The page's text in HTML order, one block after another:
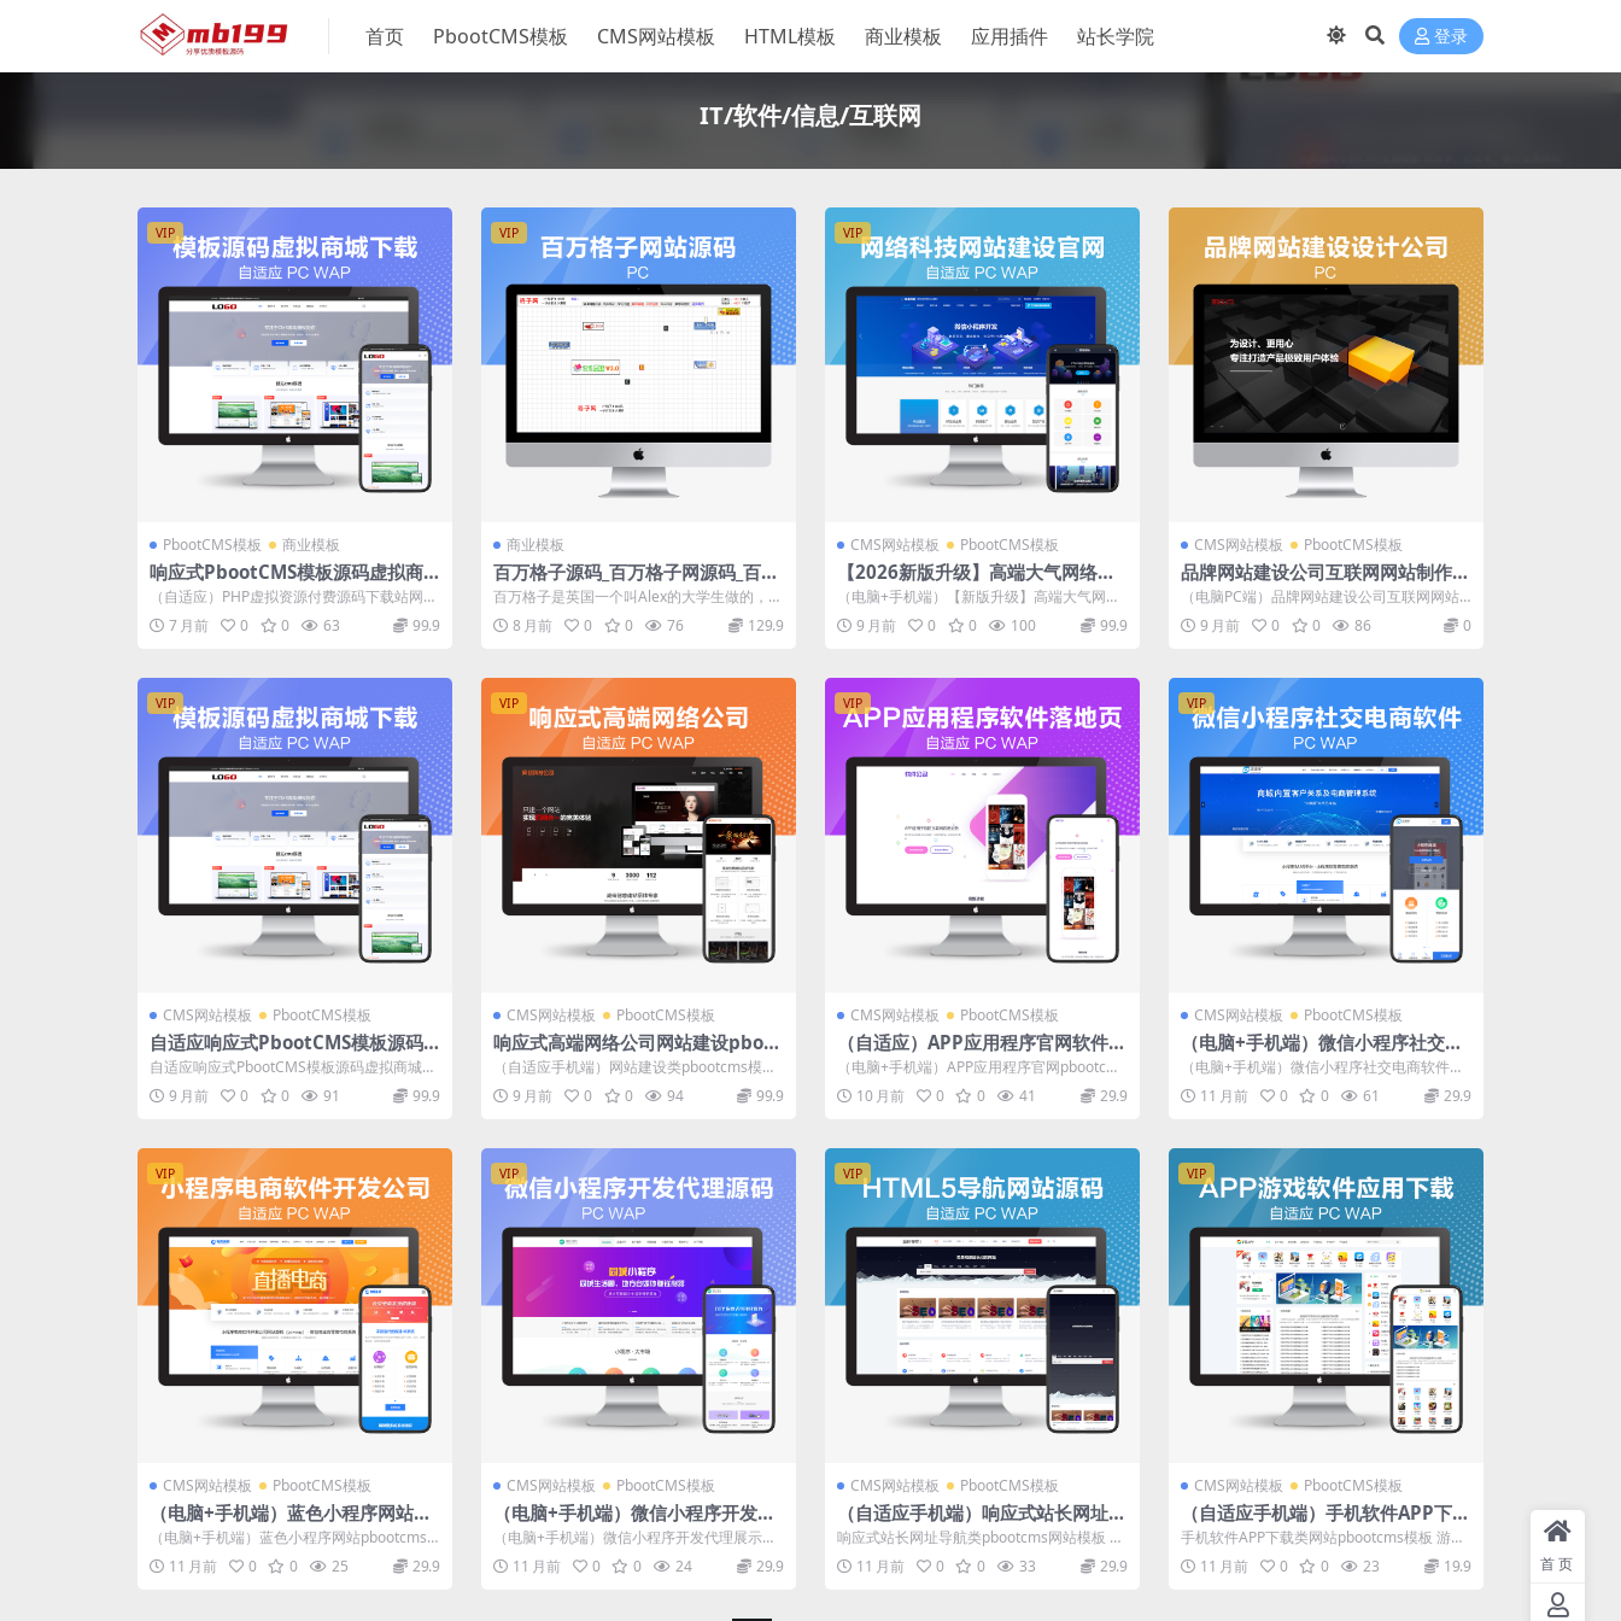
首页 PbootCMS模板 CMS网站模板 HTML模板 商业模板 应用插件 站长学院 登录
IT/软件/信息/互联网
VIP
PbootCMS模板 商业模板
响应式PbootCMS模板源码虚拟商
城交易下载网站设计整站源码
（自适应）PHP虚拟资源付费源码下载站网
源码销售模板系统 源码整站打包带测试数...
7 月前 0 0 63 99.9
VIP
商业模板
百万格子源码_百万格子网源码_百万
格子网站源码-网址导航源码
百万格子是英国一个叫Alex的大学生做的，当
初的目的是为了上大学不用去银行，其意...
8 月前 0 0 76 129.9
VIP
CMS网站模板 PbootCMS模板
【2026新版升级】高端大气网络科
技公司网站建设官网源码模板下载
（电脑+手机端）【新版升级】高端大气网络
科技公司官网源码网站建设官网企业建站小
程...9 月前 0 0 100 99.9
CMS网站模板 PbootCMS模板
品牌网站建设公司互联网网站制作免
费pbootcms模板源码下载
（电脑PC端）品牌网站建设公司互联网网站
制作pbootcms模板源码独立PC端源...
9 月前 0 0 86 0
VIP
CMS网站模板 PbootCMS模板
自适应响应式PbootCMS模板源码
虚拟商城交易下载网站设计整站源码
自适应响应式PbootCMS模板源码虚拟商城交
易下载网站设计整站源码（不带支付）...
9 月前 0 0 91 99.9
VIP
CMS网站模板 PbootCMS模板
响应式高端网络公司网站建设pboot
cms模板网站源码下载
（自适应手机端）网站建设类pbootcms模板
响应式高端网络公司网站源码下载 ...
9 月前 0 0 94 99.9
VIP
CMS网站模板 PbootCMS模板
（自适应）APP应用程序官网软件落
地页pbootcms网站模板源码下载
（电脑+手机端）APP应用程序官网pbootcms
网站模板 App软件落地页网站...
10 月前 0 0 41 29.9
VIP
CMS网站模板 PbootCMS模板
（电脑+手机端）微信小程序社交电
商软件公司官网源码（PC+WAP）p
bootcms网站模板-企业官网微信全
端小程序开发代理加盟PHP源码下
（电脑+手机端）微信小程序社交电商软件公
司官网源码（PC+WAP）pbootcm...
11 月前 0 0 61 29.9
VIP
CMS网站模板 PbootCMS模板
（电脑+手机端）蓝色小程序网站pb
ootcms模板（pc+wap）小程序电
商软件开发公司网站源码下载
（电脑+手机端）蓝色小程序网站pbootcms
模板（pc+wap）小程序电商软件...
11 月前 0 0 25 29.9
VIP
CMS网站模板 PbootCMS模板
（电脑+手机端）微信小程序开发代
理展示销售pbootcms网站模板(PC
+WAP)软件开发公司网站源码下载
（电脑+手机端）微信小程序开发代理展示销
售pbootcms网站模板(PC+WAP...
11 月前 0 0 24 29.9
VIP
CMS网站模板 PbootCMS模板
（自适应手机端）响应式站长网址导
航类pbootcms网站模板 html5导
航网站源码下载
响应式站长网址导航类pbootcms网站模板 ht
ml5导航网站源码下载 pbo...
11 月前 0 0 33 29.9
VIP
CMS网站模板 PbootCMS模板
（自适应手机端）手机软件APP下载
类网站Pbootcms模板 游戏软件应
用网站源码 模板自适应手机端
手机软件APP下载类网站pbootcms模板 游戏
软件应用网站源码 模板自适应手...
11 月前 0 0 23 19.9 首页